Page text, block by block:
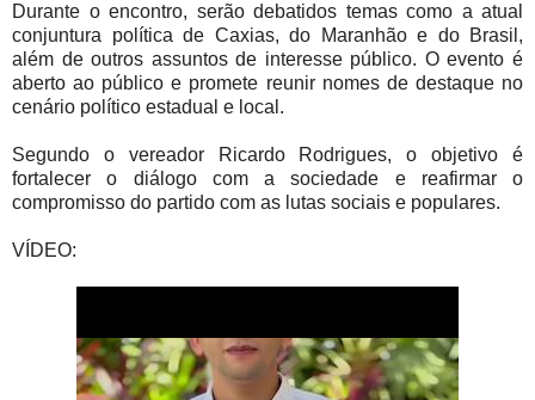
Durante o encontro, serão debatidos temas como a atual
conjuntura política de Caxias, do Maranhão e do Brasil,
além de outros assuntos de interesse público. O evento é
aberto ao público e promete reunir nomes de destaque no
cenário político estadual e local.
Segundo o vereador Ricardo Rodrigues, o objetivo é
fortalecer o diálogo com a sociedade e reafirmar o
compromisso do partido com as lutas sociais e populares.
VÍDEO: